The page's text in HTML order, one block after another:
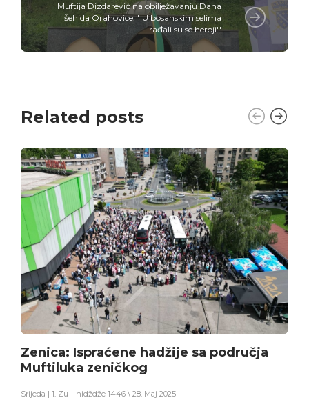
Muftija Dizdarević na obilježavanju Dana
šehida Orahovice: ''U bosanskim selima
rađali su se heroji''
Related posts
Zenica: Ispraćene hadžije sa područja
Muftiluka zeničkog
Srijeda | 1. Zu-l-hidždže 1446 \ 28. Maj 2025